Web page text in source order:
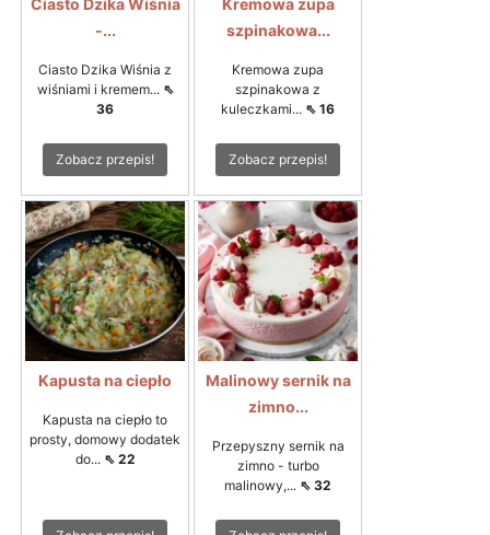
Ciasto Dzika Wiśnia
-...
Ciasto Dzika Wiśnia z
wiśniami i kremem... ⇖
36
Zobacz przepis!
Kremowa zupa
szpinakowa...
Kremowa zupa
szpinakowa z
kuleczkami... ⇖ 16
Zobacz przepis!
Kapusta na ciepło
Kapusta na ciepło to
prosty, domowy dodatek
do... ⇖ 22
Malinowy sernik na
zimno...
Przepyszny sernik na
zimno - turbo
malinowy,... ⇖ 32